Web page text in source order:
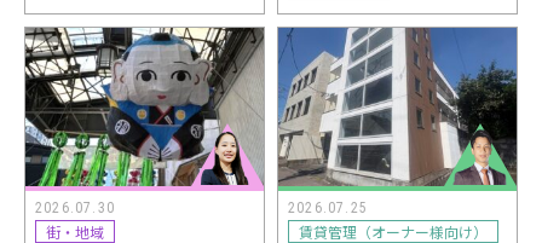
2026.07.30
街・地域
2026.07.25
賃貸管理（オーナー様向け）